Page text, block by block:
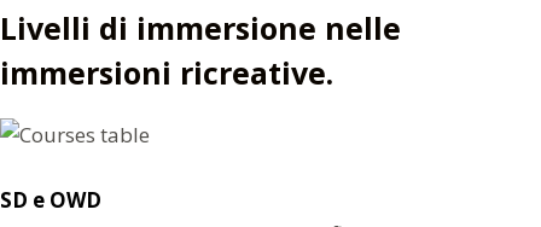
Livelli di immersione nelle
immersioni ricreative.
SD e OWD